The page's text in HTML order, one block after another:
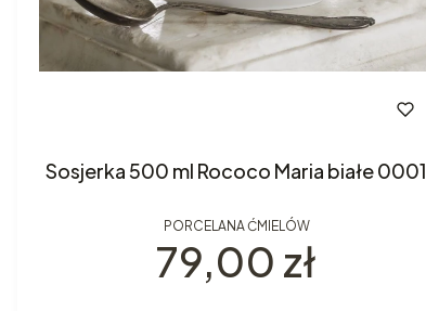
Sosjerka 500 ml Rococo Maria białe 0001
PORCELANA ĆMIELÓW
Cena
79,00 zł